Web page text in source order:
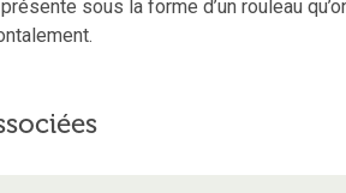
sous la forme d’un rouleau